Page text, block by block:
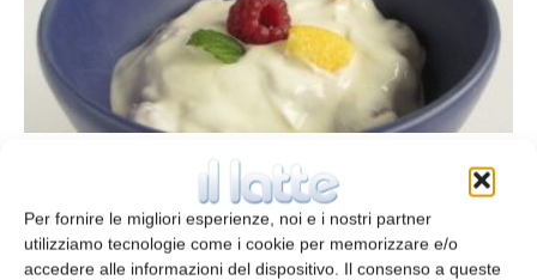
Per fornire le migliori esperienze, noi e i nostri partner
utilizziamo tecnologie come i cookie per memorizzare e/o
accedere alle informazioni del dispositivo. Il consenso a queste
Ottimizzazione di uno yogurt
delattosato
redazione 19 Giugno 2013